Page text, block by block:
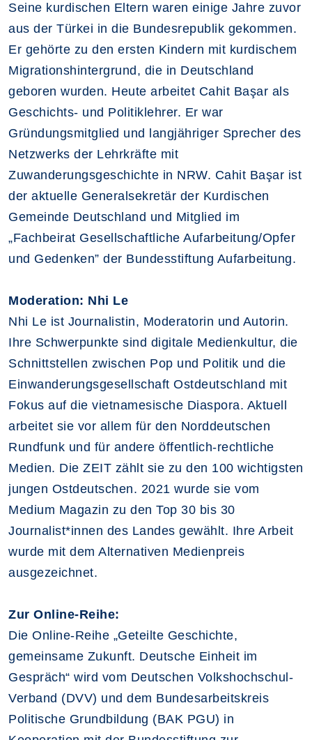
Seine kurdischen Eltern waren einige Jahre zuvor
aus der Türkei in die Bundesrepublik gekommen.
Er gehörte zu den ersten Kindern mit kurdischem
Migrationshintergrund, die in Deutschland
geboren wurden. Heute arbeitet Cahit Başar als
Geschichts- und Politiklehrer. Er war
Gründungsmitglied und langjähriger Sprecher des
Netzwerks der Lehrkräfte mit
Zuwanderungsgeschichte in NRW. Cahit Başar ist
der aktuelle Generalsekretär der Kurdischen
Gemeinde Deutschland und Mitglied im
„Fachbeirat Gesellschaftliche Aufarbeitung/Opfer
und Gedenken” der Bundesstiftung Aufarbeitung.
Moderation: Nhi Le
Nhi Le ist Journalistin, Moderatorin und Autorin.
Ihre Schwerpunkte sind digitale Medienkultur, die
Schnittstellen zwischen Pop und Politik und die
Einwanderungsgesellschaft Ostdeutschland mit
Fokus auf die vietnamesische Diaspora. Aktuell
arbeitet sie vor allem für den Norddeutschen
Rundfunk und für andere öffentlich-rechtliche
Medien. Die ZEIT zählt sie zu den 100 wichtigsten
jungen Ostdeutschen. 2021 wurde sie vom
Medium Magazin zu den Top 30 bis 30
Journalist*innen des Landes gewählt. Ihre Arbeit
wurde mit dem Alternativen Medienpreis
ausgezeichnet.
Zur Online-Reihe:
Die Online-Reihe „Geteilte Geschichte,
gemeinsame Zukunft. Deutsche Einheit im
Gespräch“ wird vom Deutschen Volkshochschul-
Verband (DVV) und dem Bundesarbeitskreis
Politische Grundbildung (BAK PGU) in